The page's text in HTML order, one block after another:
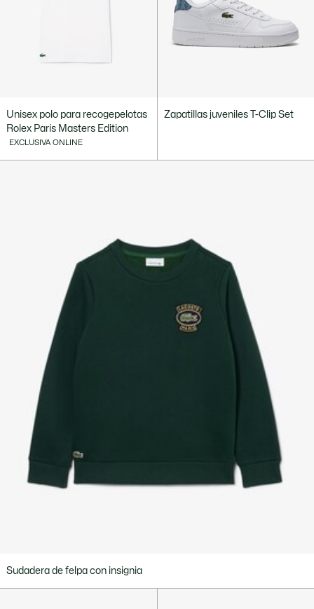
Unisex polo para recogepelotas
Rolex Paris Masters Edition
EXCLUSIVA ONLINE
Zapatillas juveniles T-Clip Set
Sudadera de felpa con insignia